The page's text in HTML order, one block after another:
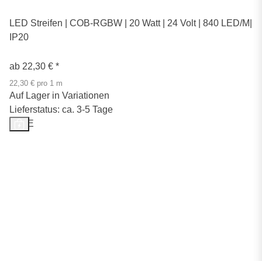
LED Streifen | COB-RGBW | 20 Watt | 24 Volt | 840 LED/M|
IP20
ab 22,30 € *
22,30 € pro 1 m
Auf Lager in Variationen
Lieferstatus: ca. 3-5 Tage
SALE